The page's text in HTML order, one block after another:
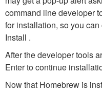
command line developer
for installation, so you
Install .
After the developer tools
Enterto continue
Now that Homebrew is